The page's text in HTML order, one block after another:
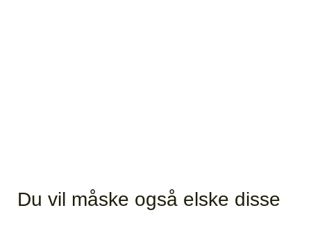
Du vil måske også elske disse